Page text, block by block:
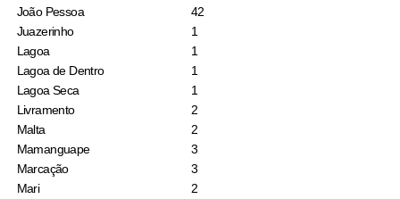
João Pessoa
42
Juazerinho
1
Lagoa
1
Lagoa de Dentro
1
Lagoa Seca
1
Livramento
2
Malta
2
Mamanguape
3
Marcação
3
Mari
2